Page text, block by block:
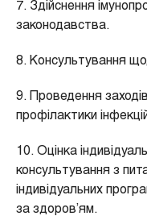
7. Здійснення
законодавства.
8. Консультування
9. Проведення заходів
профілактики
10. Оцінка
консультування з
індивідуальних
за здоров’ям.